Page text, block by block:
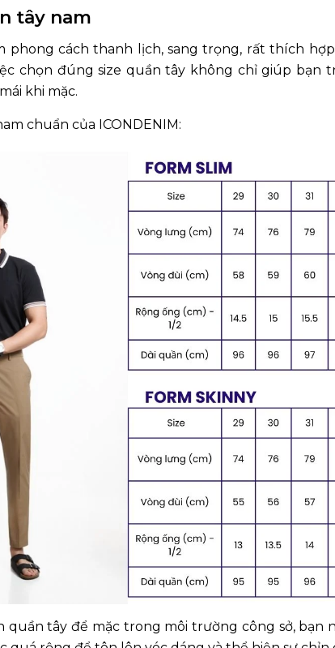
tây nam
phong cách thanh lịch, sang trọng, rất thích
chọn đúng size quần tây không chỉ giúp bạn
khi mặc.
chuẩn của ICONDENIM:
quần tây để mặc trong môi trường công sở, bạn